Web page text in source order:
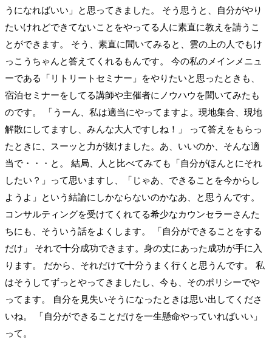
うになればいい」と思ってきました。 そう思うと、自分がやり
たいけれどできてないことをやってる人に素直に教えを請うこ
とができます。 そう、素直に聞いてみると、雲の上の人でもけ
っこうちゃんと答えてくれるもんです。 今の私のメインメニュ
ーである「リトリートセミナー」をやりたいと思ったときも、
宿泊セミナーをしてる講師や主催者にノウハウを聞いてみたも
のです。 「うーん、私は適当にやってますよ。現地集合、現地
解散にしてますし、みんな大人ですしね！」 って答えをもらっ
たときに、スーッと力が抜けました。あ、いいのか、そんな適
当で・・・と。 結局、人と比べてみても「自分がほんとにそれ
したい？」って思いますし、「じゃあ、できることを今からし
ようよ」という結論にしかならないのかなあ、と思うんです。
コンサルティングを受けてくれてる希少なカウンセラーさんた
ちにも、そういう話をよくします。 「自分ができることをする
だけ」 それで十分成功できます。身の丈にあった成功が手に入
ります。 だから、それだけで十分うまく行くと思うんです。 私
はそうしてずっとやってきましたし、今も、そのポリシーでや
ってます。 自分を見失いそうになったときは思い出してくださ
いね。 「自分ができることだけを一生懸命やっていればいい」
って。